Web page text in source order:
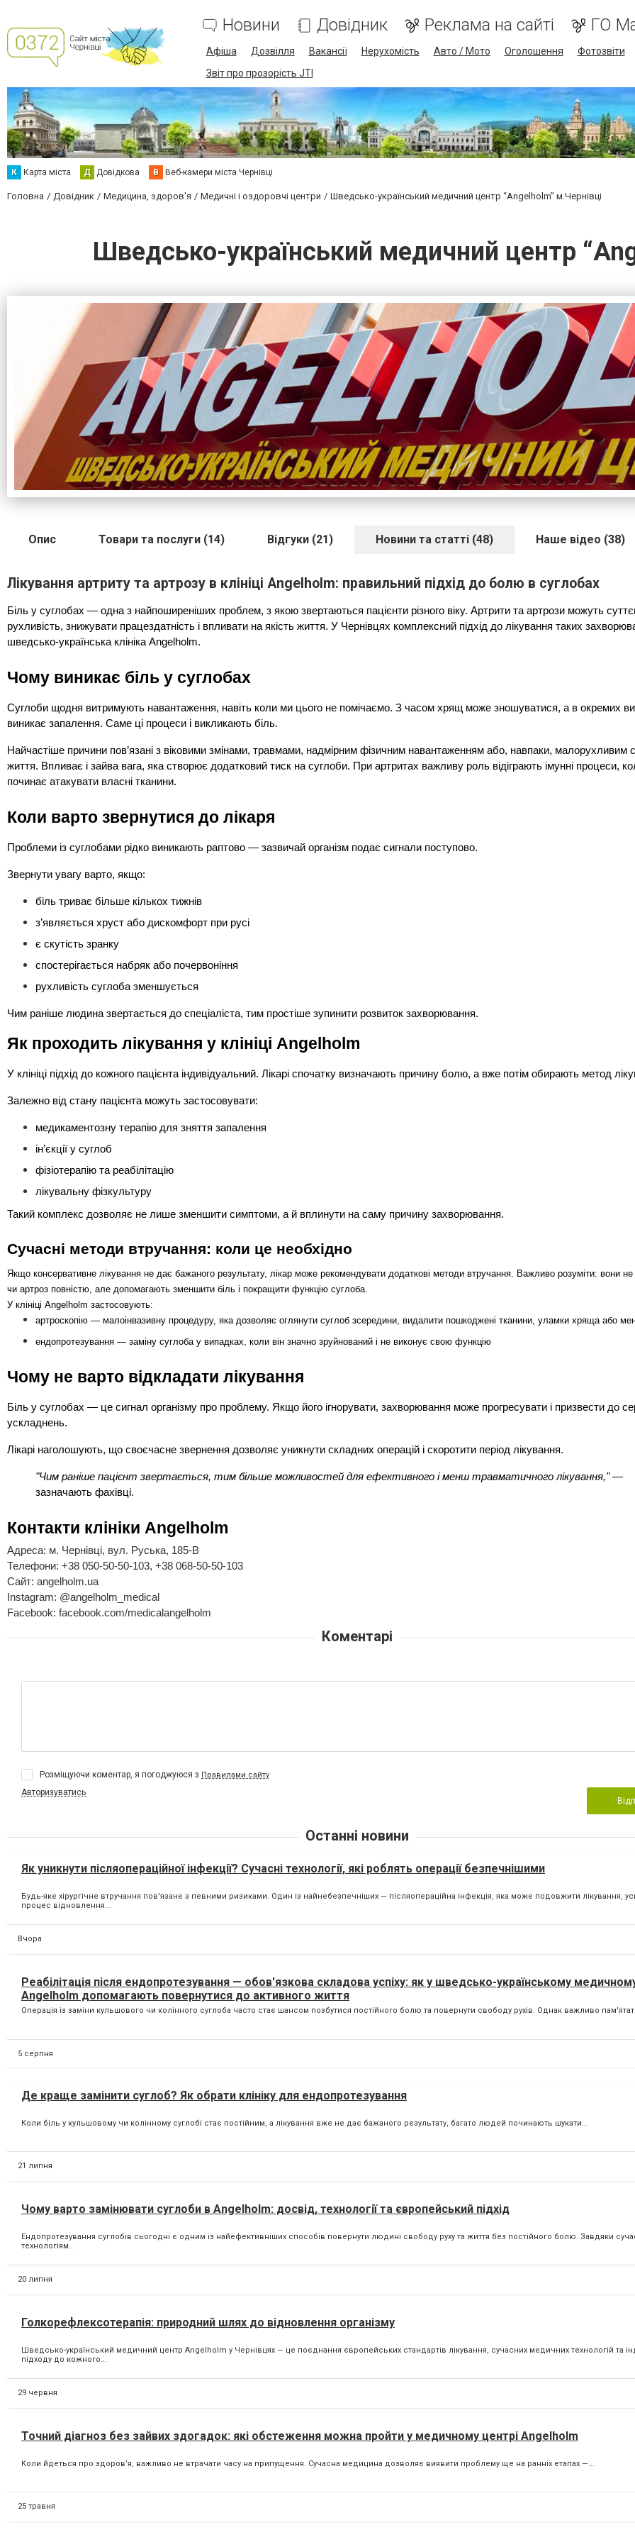
Новини Довідник Реклама на сайті ГО
Афіша Дозвілля Вакансії Нерухомість Авто / Мото Оголошення Фотозвіти
Звіт про прозорість JTI
К Карта міста Д Довідкова В Веб-камери міста Чернівці
Головна Довідник Медицина, здоров'я Медичні і оздоровчі центри Шведсько-український медичний центр “Angelholm” м.Чернівці
Шведсько-український медичний центр
Опис Товари та послуги (14) Відгуки (21) Новини та статті (48) Наше відео (38)
Лікування артриту та артрозу в клініці Angelholm: правильний підхід до болю в суглобах
Біль у суглобах — одна з найпоширеніших проблем, з якою звертаються пацієнти різного віку. Артрити та артрози можуть
рухливість, знижувати працездатність і впливати на якість життя. У Чернівцях комплексний підхід до лікування таких
шведсько-українська клініка Angelholm.
Чому виникає біль у суглобах
Суглоби щодня витримують навантаження, навіть коли ми цього не помічаємо. З часом хрящ може зношуватися, а в окремих
виникає запалення. Саме ці процеси і викликають біль.
Найчастіше причини пов’язані з віковими змінами, травмами, надмірним фізичним навантаженням або, навпаки, малорухливим
життя. Впливає і зайва вага, яка створює додатковий тиск на суглоби. При артритах важливу роль відіграють імунні процеси,
починає атакувати власні тканини.
Коли варто звернутися до лікаря
Проблеми із суглобами рідко виникають раптово — зазвичай організм подає сигнали поступово.
Звернути увагу варто, якщо:
біль триває більше кількох тижнів
з’являється хруст або дискомфорт при русі
є скутість зранку
спостерігається набряк або почервоніння
рухливість суглоба зменшується
Чим раніше людина звертається до спеціаліста, тим простіше зупинити розвиток захворювання.
Як проходить лікування у клініці Angelholm
У клініці підхід до кожного пацієнта індивідуальний. Лікарі спочатку визначають причину болю, а вже потім обирають метод
Залежно від стану пацієнта можуть застосовувати:
медикаментозну терапію для зняття запалення
ін’єкції у суглоб
фізіотерапію та реабілітацію
лікувальну фізкультуру
Такий комплекс дозволяє не лише зменшити симптоми, а й вплинути на саму причину захворювання.
Сучасні методи втручання: коли це необхідно
Якщо консервативне лікування не дає бажаного результату, лікар може рекомендувати додаткові методи втручання. Важливо розуміти: вони не
чи артроз повністю, але допомагають зменшити біль і покращити функцію суглоба.
У клініці Angelholm застосовують:
артроскопію — малоінвазивну процедуру, яка дозволяє оглянути суглоб зсередини, видалити пошкоджені тканини, уламки хряща або
ендопротезування — заміну суглоба у випадках, коли він значно зруйнований і не виконує свою функцію
Чому не варто відкладати лікування
Біль у суглобах — це сигнал організму про проблему. Якщо його ігнорувати, захворювання може прогресувати і призвести до
ускладнень.
Лікарі наголошують, що своєчасне звернення дозволяє уникнути складних операцій і скоротити період лікування.
"Чим раніше пацієнт звертається, тим більше можливостей для ефективного і менш травматичного лікування," —
зазначають фахівці.
Контакти клініки Angelholm
Адреса: м. Чернівці, вул. Руська, 185-В
Телефони: +38 050-50-50-103, +38 068-50-50-103
Сайт: angelholm.ua
Instagram: @angelholm_medical
Facebook: facebook.com/medicalangelholm
Коментарі
Розміщуючи коментар, я погоджуюся з Правилами сайту
Авторизуватись
Останні новини
Як уникнути післяопераційної інфекції? Сучасні технології, які роблять операції безпечнішими
Будь-яке хірургічне втручання пов'язане з певними ризиками. Один із найнебезпечніших — післяопераційна інфекція, яка може подовжити лікування,
процес відновлення...
Вчора
Реабілітація після ендопротезування — обов'язкова складова успіху: як у шведсько-українському
Angelholm допомагають повернутися до активного життя
Операція із заміни кульшового чи колінного суглоба часто стає шансом позбутися постійного болю та повернути свободу рухів. Однак важливо
5 серпня
Де краще замінити суглоб? Як обрати клініку для ендопротезування
Коли біль у кульшовому чи колінному суглобі стає постійним, а лікування вже не дає бажаного результату, багато людей починають шукати...
21 липня
Чому варто замінювати суглоби в Angelholm: досвід, технології та європейський підхід
Ендопротезування суглобів сьогодні є одним із найефективніших способів повернути людині свободу руху та життя без постійного болю. Завдяки
технологіям...
20 липня
Голкорефлексотерапія: природний шлях до відновлення організму
Шведсько-український медичний центр Angelholm у Чернівцях — це поєднання європейських стандартів лікування, сучасних медичних технологій та
підходу до кожного...
29 червня
Точний діагноз без зайвих здогадок: які обстеження можна пройти у медичному центрі Angelholm
Коли йдеться про здоров’я, важливо не втрачати часу на припущення. Сучасна медицина дозволяє виявити проблему ще на ранніх етапах —...
25 травня